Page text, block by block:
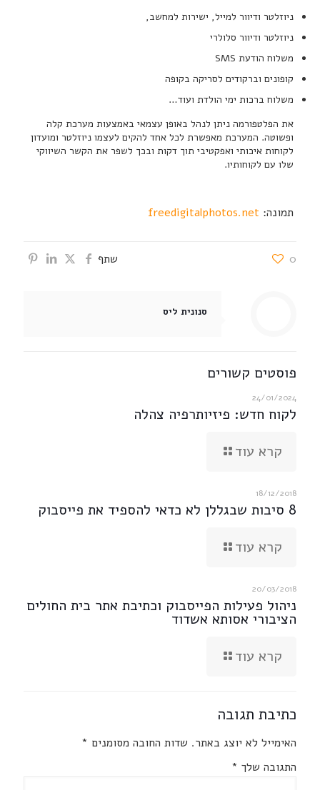
ניוזלטר ודיוור למייל, ישירות למחשב,
ניוזלטר ודיוור סלולרי
משלוח הודעת SMS
קופונים וברקודים לסריקה בקופה
משלוח ברכות ימי הולדת ועוד…
את הפלטפורמה ניתן לנהל באופן עצמאי באמצעות מערכת קלה
ופשוטה. המערכת מאפשרת לכל אחד להקים לעצמו ניוזלטר ומועדון
לקוחות איכותי ואפקטיבי תוך דקות ובכך לשפר את הקשר השיווקי
שלו עם לקוחותיו.
תמונה: freedigitalphotos.net
שתף 0
סנונית ליס
פוסטים קשורים
24/01/2024
לקוח חדש: פיזיותרפיה צהלה
קרא עוד
18/12/2018
8 סיבות שבגללן לא כדאי להספיד את פייסבוק
קרא עוד
20/03/2018
ניהול פעילות הפייסבוק וכתיבת אתר בית החולים
הציבורי אסותא אשדוד
קרא עוד
כתיבת תגובה
האימייל לא יוצג באתר. שדות החובה מסומנים *
התגובה שלך *